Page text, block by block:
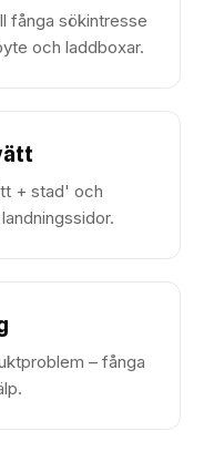
fånga sökintresse
och laddboxar.
+ stad' och
– fånga